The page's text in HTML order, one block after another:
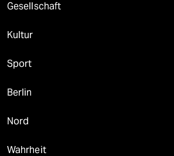
Gesellschaft
Kultur
Sport
Berlin
Nord
Wahrheit